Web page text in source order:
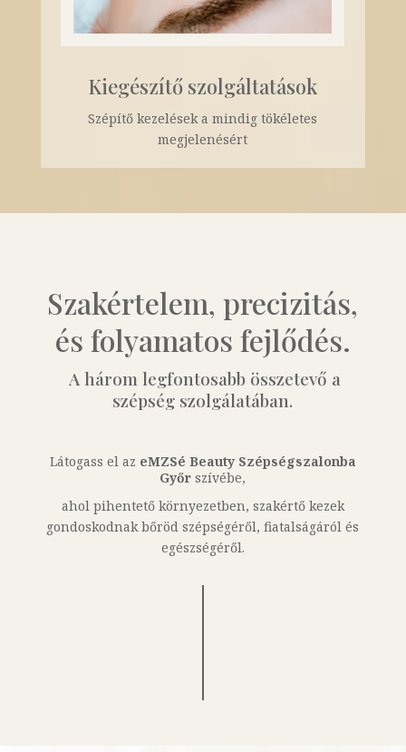
Kiegészítő szolgáltatások
Szépítő kezelések a mindig tökéletes
megjelenésért
Szakértelem, precizitás,
és folyamatos fejlődés.
A három legfontosabb összetevő a
szépség szolgálatában.
Látogass el az eMZSé Beauty Szépségszalonba
Győr szívébe,
ahol pihentető környezetben, szakértő kezek
gondoskodnak bőröd szépségéről, fiatalságáról és
egészségéről.